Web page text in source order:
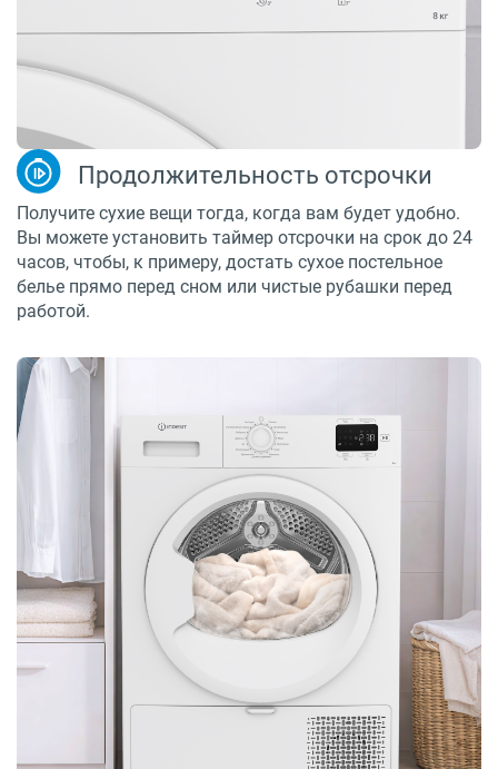
Продолжительность отсрочки
Получите сухие вещи тогда, когда вам будет удобно.
Вы можете установить таймер отсрочки на срок до 24
часов, чтобы, к примеру, достать сухое постельное
белье прямо перед сном или чистые рубашки перед
работой.